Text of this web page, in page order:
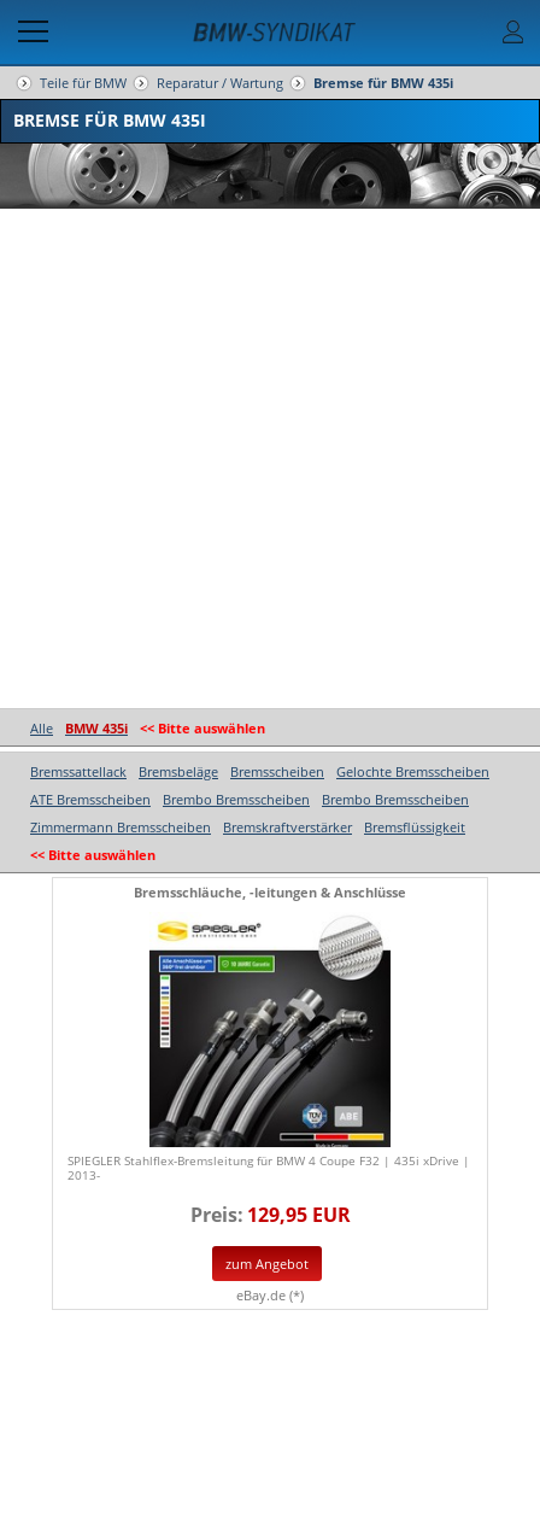
Teile für BMW Reparatur / Wartung Bremse für BMW 435i
BREMSE FÜR BMW 435I
Alle BMW 435i << Bitte auswählen
Bremssattellack Bremsbeläge Bremsscheiben
Gelochte Bremsscheiben
ATE Bremsscheiben
Brembo Bremsscheiben
Brembo Bremsscheiben
Zimmermann Bremsscheiben
Bremskraftverstärker
Bremsflüssigkeit
<< Bitte auswählen
Bremsschläuche, -leitungen & Anschlüsse
SPIEGLER Stahlflex-Bremsleitung für BMW 4 Coupe F32 | 435i xDrive |
2013-
Preis: 129,95 EUR
zum Angebot
eBay.de (*)